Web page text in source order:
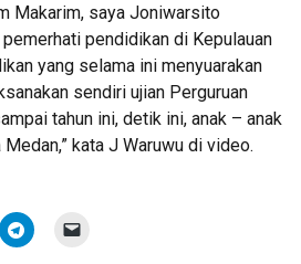
Makarim, saya Joniwarsito
pendidikan di Kepulauan
yang selama ini menyuarakan
sendiri ujian Perguruan
tahun ini, detik ini, anak – anak
kata J Waruwu di video.